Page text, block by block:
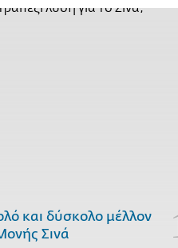
και δύσκολο μέλλον
Σινά